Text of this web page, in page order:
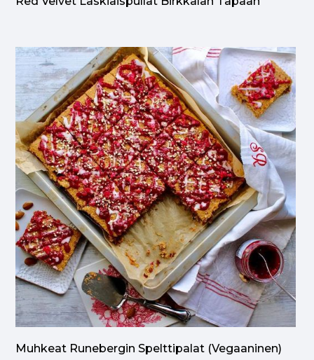
Muhkeat Runebergin Spelttipalat (vegaaninen)